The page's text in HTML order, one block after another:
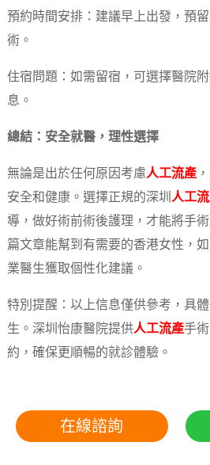
預約時間安排：建議早上出發，預
術。
住宿問題：如需留宿，可選擇醫院
息。
總結：安全就醫，理性選擇
無論是出於任何原因考慮人工流產
安全和健康。選擇正規的深圳 人工
導，做好術前術後護理，才能將手
篇文章能幫到有需要的香港女性，
業醫生獲取個性化建議。
特別提醒：以上信息僅供參考，具
生。深圳怡康醫院提供人工流產手
約，確保更順暢的就診體驗。
在線諮詢